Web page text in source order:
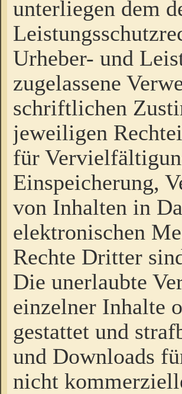
unterliegen dem
Urheber- und
zugelassene
schriftlichen
jeweiligen
für
Einspeicherung,
von Inhalten in
elektronischen
Rechte Dritter
Die unerlaubte
einzelner Inhalte
gestattet und
und Downloads
nicht